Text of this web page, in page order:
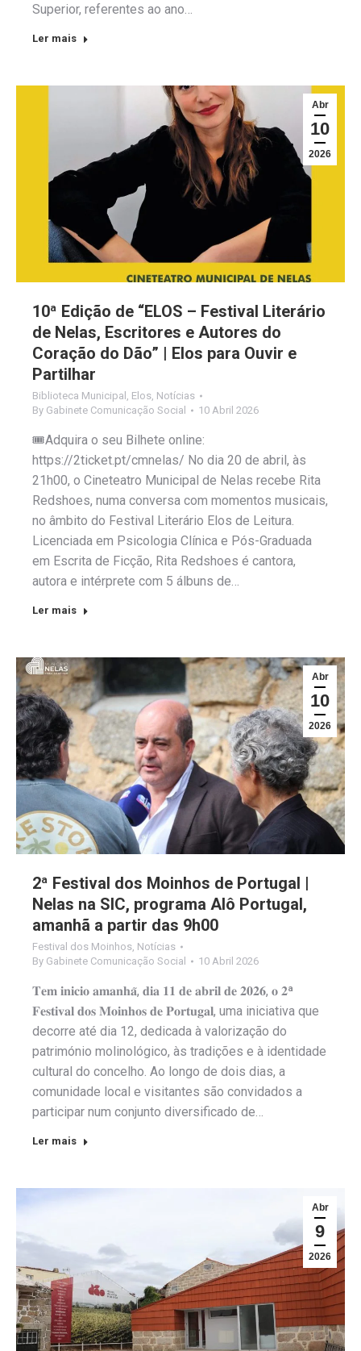
Superior, referentes ao ano…
Ler mais
Abr
10
2026
10ª Edição de “ELOS – Festival Literário
de Nelas, Escritores e Autores do
Coração do Dão” | Elos para Ouvir e
Partilhar
Biblioteca Municipal , Elos, Notícias
By Gabinete Comunicação Social 10 Abril 2026
🎟️Adquira o seu Bilhete online:
https://2ticket.pt/cmnelas/ No dia 20 de abril, às
21h00, o Cineteatro Municipal de Nelas recebe Rita
Redshoes, numa conversa com momentos musicais,
no âmbito do Festival Literário Elos de Leitura.
Licenciada em Psicologia Clínica e Pós-Graduada
em Escrita de Ficção, Rita Redshoes é cantora,
autora e intérprete com 5 álbuns de…
Ler mais
Abr
10
2026
2ª Festival dos Moinhos de Portugal |
Nelas na SIC, programa Alô Portugal,
amanhã a partir das 9h00
Festival dos Moinhos, Notícias
By Gabinete Comunicação Social 10 Abril 2026
𝐓𝐞𝐦 𝐢𝐧𝐢𝐜𝐢𝐨 𝐚𝐦𝐚𝐧𝐡𝐚̃, 𝐝𝐢𝐚 𝟏𝟏 𝐝𝐞 𝐚𝐛𝐫𝐢𝐥 𝐝𝐞 𝟐𝟎𝟐𝟔, 𝐨 𝟐ª
𝐅𝐞𝐬𝐭𝐢𝐯𝐚𝐥 𝐝𝐨𝐬 𝐌𝐨𝐢𝐧𝐡𝐨𝐬 𝐝𝐞 𝐏𝐨𝐫𝐭𝐮𝐠𝐚𝐥, uma iniciativa que
decorre até dia 12, dedicada à valorização do
património molinológico, às tradições e à identidade
cultural do concelho. Ao longo de dois dias, a
comunidade local e visitantes são convidados a
participar num conjunto diversificado de…
Ler mais
Abr
9
2026